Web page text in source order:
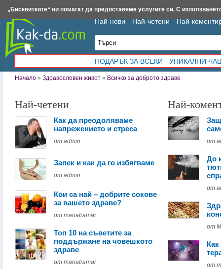
Начало » Здравословен живот » Всичко за доброто здраве
Най-четени
Как да преодоляваме
напрежението и стреса
от admin
Запек и как да го избягваме
от admin
Кои са най – добрите сокове
за вашето здраве?
от mariaframar
Топ 10 на съветите за
поддържане на човешкото
здраве
от mariaframar
Най-
от
До
от
от
Как
от
Най-нови Най-четени Най-
ПОДАРЪК ЗА ВСЕКИ - УНИКАЛНИ
Insert.bg Framar.bg Kak-da.com Iztochnik.com BauBau.bg NewAge.bg
„Бисквитките“ ни помагат да предоставяме услугите си. С